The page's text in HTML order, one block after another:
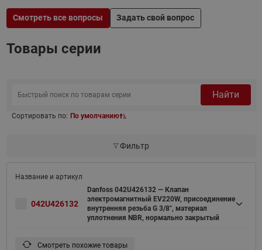
Смотреть все вопросы Задать свой вопрос
Товары серии
Найти
Сортировать по: По умолчанию
Фильтр
042U426132
Danfoss 042U426132 — Клапан
электромагнитный EV220W, присоединение
внутренняя резьба G 3/8", материал
уплотнения NBR, нормально закрытый
Смотреть похожие товары